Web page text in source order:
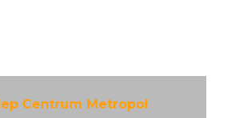
Centrum Metropol